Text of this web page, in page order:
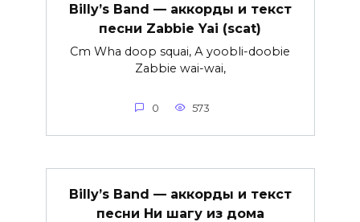
Billy’s Band — аккорды и текст
песни Zabbie Yai (scat)
Cm Wha doop squai, А yoobli-doobie
Zabbie wai-wai,
0 573
Billy’s Band — аккорды и текст
песни Ни шагу из дома